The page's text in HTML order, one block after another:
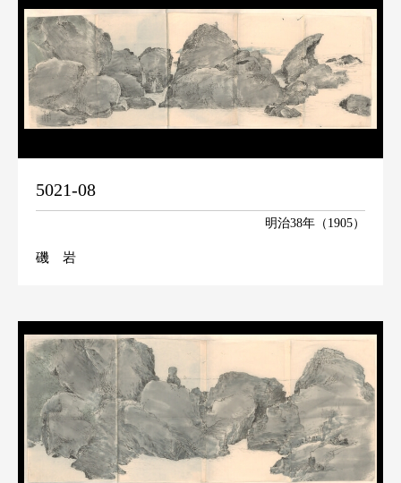
5021-08
明治38年（1905）
磯 岩